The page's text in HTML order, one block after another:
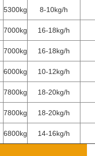
5300kg
8-10kg/h
7000kg
16-18kg/h
7000kg
16-18kg/h
6000kg
10-12kg/h
7800kg
18-20kg/h
7800kg
18-20kg/h
6800kg 14-16kg/h